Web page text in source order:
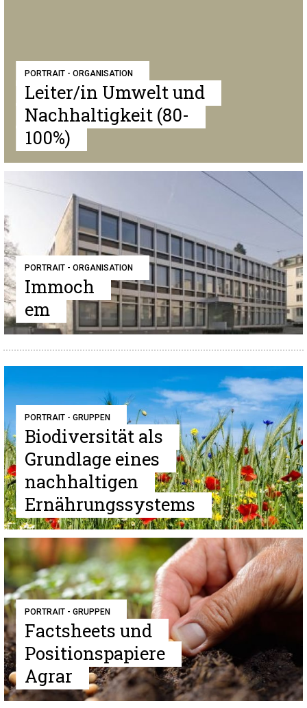
PORTRAIT - ORGANISATION
Leiter/in Umwelt und
Nachhaltigkeit (80-
100%)
PORTRAIT - ORGANISATION
Immoch
em
PORTRAIT - GRUPPEN
Biodiversität als
Grundlage eines
nachhaltigen
Ernährungssystems
PORTRAIT - GRUPPEN
Factsheets und
Positionspapiere
Agrar